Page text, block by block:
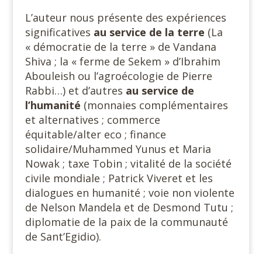
L’auteur nous présente des expériences
significatives au service de la terre (La
« démocratie de la terre » de Vandana
Shiva ; la « ferme de Sekem » d’Ibrahim
Abouleish ou l’agroécologie de Pierre
Rabbi…) et d’autres au service de
l’humanité (monnaies complémentaires
et alternatives ; commerce
équitable/alter eco ; finance
solidaire/Muhammed Yunus et Maria
Nowak ; taxe Tobin ; vitalité de la société
civile mondiale ; Patrick Viveret et les
dialogues en humanité ; voie non violente
de Nelson Mandela et de Desmond Tutu ;
diplomatie de la paix de la communauté
de Sant’Egidio).